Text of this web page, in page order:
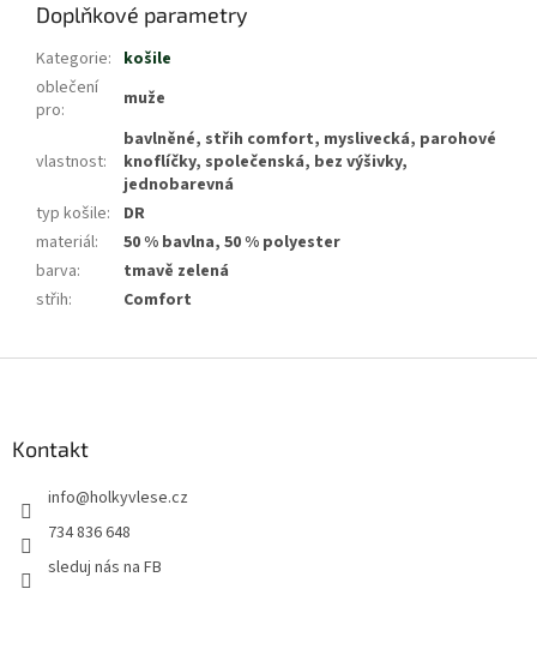
Doplňkové parametry
Kategorie: košile
oblečení
pro: muže
vlastnost:
bavlněné, střih comfort, myslivecká, parohové
knoflíčky, společenská, bez výšivky,
jednobarevná
typ košile:
DR
materiál:
50 % bavlna, 50 % polyester
barva:
tmavě zelená
střih: Comfort
Kontakt
info@holkyvlese.cz
734 836 648
sleduj nás na FB